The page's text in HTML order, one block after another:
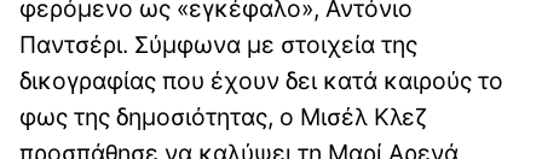
φερόμενο ως «εγκέφαλο», Αντόνιο
Παντσέρι. Σύμφωνα με στοιχεία της
δικογραφίας που έχουν δει κατά καιρούς το
φως της δημοσιότητας, ο Μισέλ Κλεζ
προσπάθησε να καλύψει τη Μαρί Αρενά,